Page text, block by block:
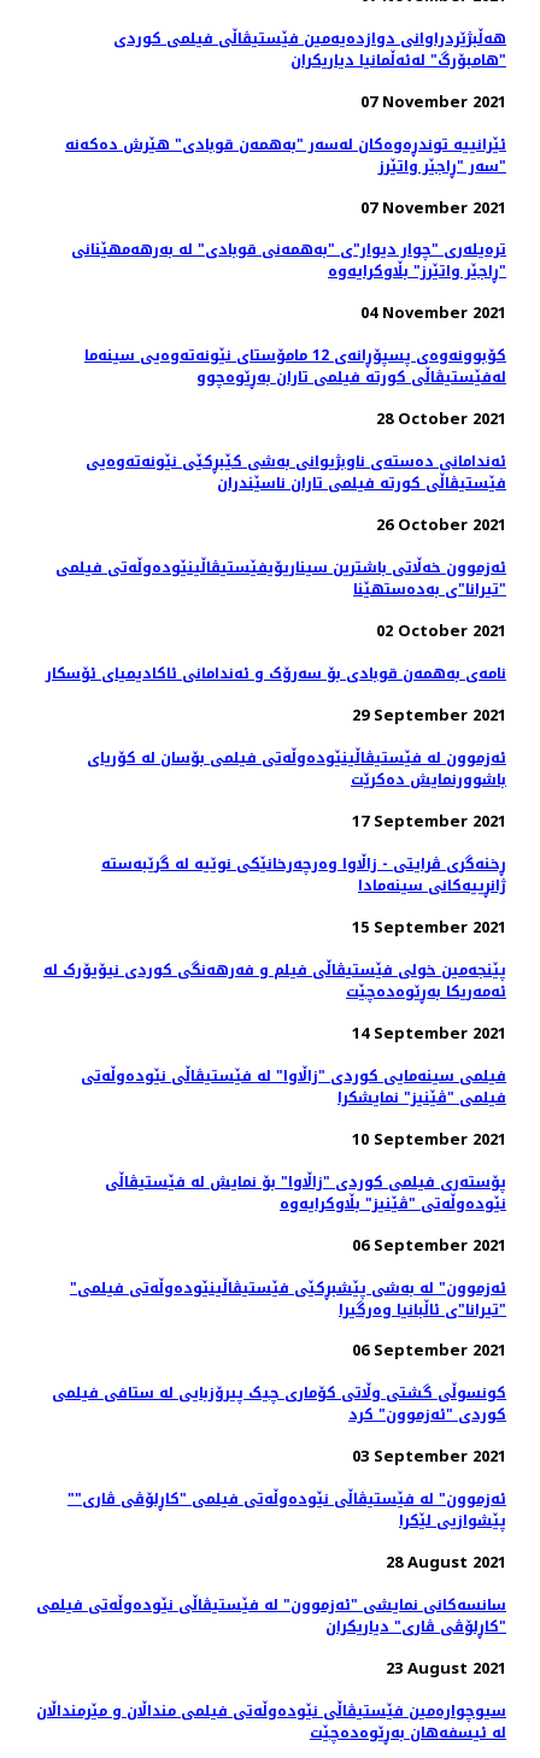
هه‌ڵبژێردراوانی دوازدەیەمین فێستیڤاڵی فیلمی کوردی
"هامبۆرگ" لەئەڵمانیا دیاریکران
07 November 2021
ئێرانییە توندڕەوەکان لەسەر "بەهمەن قوبادی" هێرش دەکەنە
سەر "ڕاجێر واتێرز"
07 November 2021
ترەیلەری "چوار دیوار"ی "بەهمەنی قوبادی" لە بەرهەمهێنانی
"ڕاجێر واتێرز" بڵاوکرایەوە
04 November 2021
کۆبوونه‌وه‌ی پسپۆڕانه‌ی 12 مامۆستای نێونه‌ته‌وه‌یی سینه‌ما
له‌فێستیڤاڵی کورته‌ فیلمی تاران به‌ڕێوه‌چوو
28 October 2021
ئه‌ندامانی ده‌سته‌ی ناوبژیوانی به‌شی کێبڕکێی نێونه‌ته‌وه‌یی
فێستیڤاڵی کورته‌ فیلمی تاران ناسێندران
26 October 2021
ئەزموون خەڵاتی باشترین سیناریۆیفێستیڤاڵینێوده‌وڵه‌تی فیلمی
"تیرانا"ی به‌ده‌ستهێنا
02 October 2021
نامه‌ی به‌همه‌ن قوبادی بۆ سه‌رۆک و ئه‌ندامانی ئاکادیمیای ئۆسکار
29 September 2021
ئەزموون لە فێستیڤاڵینێوده‌وڵه‌تی فیلمی بۆسان له کۆریای
باشوورنمایش ده‌کرێت
17 September 2021
ڕخنەگری ڤرایتی - زاڵاوا وەرچەرخانێکی نوێیە لە گرێبەستە
ژانڕییەکانی سینەمادا
15 September 2021
پێنجەمین خولی فێستیڤاڵی فیلم و فەرهەنگی کوردی نیۆیۆرک لە
ئەمەریکا بەڕێوەدەچێت
14 September 2021
فیلمی سینەمایی کوردی "زاڵاوا" لە فێستیڤاڵی نێودەوڵەتی
فیلمی "ڤێنیز" نمایشکرا
10 September 2021
پۆستەری فیلمی کوردی "زاڵاوا" بۆ نمایش لە فێستیڤاڵی
نێودەوڵەتی "ڤێنیز" بڵاوکرایەوە
06 September 2021
"ئەزموون" لە به‌شی پێشبڕکێی فێستیڤاڵینێوده‌وڵه‌تی فیلمی
"تیرانا"ی ئاڵبانیا وه‌رگیرا
06 September 2021
کونسوڵی گشتی وڵاتی کۆماری چیک پیرۆزبایی لە ستافی فیلمی
کوردی "ئەزموون" کرد
03 September 2021
"ئەزموون" لە فێستیڤاڵی نێوده‌وڵه‌تی فیلمی "کاڕلۆڤی ڤاری"
پێشوازیی لێکرا
28 August 2021
سانسه‌کانی نمایشی "ئەزموون" لە فێستیڤاڵی نێوده‌وڵه‌تی فیلمی
"کاڕلۆڤی ڤاری" دیاریکران
23 August 2021
سیوچوارەمین فێستیڤاڵی نێودەوڵەتی فیلمی منداڵان و مێرمنداڵان
لە ئیسفەهان بەڕێوەدەچێت